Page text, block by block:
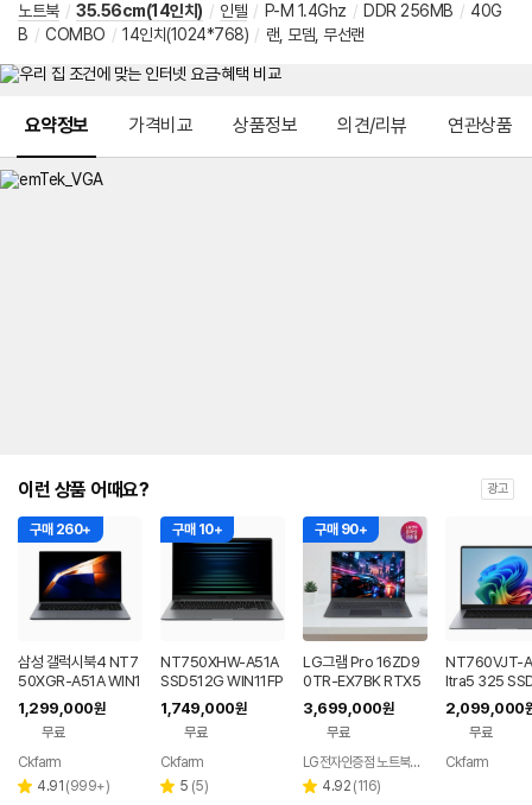
노트북 / 35.56cm(14인치) / 인텔 / P-M 1.4Ghz / DDR 256MB / 40G
B / COMBO / 14인치(1024*768) / 랜, 모뎀, 무선랜
요약정보 가격비교 상품정보 의견/리뷰 연관상품
이런 상품 어때요? 광고
구매 260+
삼성 갤럭시북4 NT7
50XGR-A51A WIN1
1 FPP(버젼UP설치)
업무용 학생용 사무용
노트북 문스톤그레이
1,299,000원
무료
페이
Ckfarm
별 4.91 리
(999+)
구매 10+
NT750XHW-A51A
SSD512G WIN11FP
P(버젼UP설치) 삼성
전자 갤럭시북5 노트
1,749,000원
무료
Ckfarm
별 5 리
(5)
구매 90+
LG그램 Pro 16ZD9
0TR-EX7BK RTX5
050 32GB 디자인 노
트북
3,699,000원
무료
LG전자인증점 노트북랜드
별 4.92 리
(116)
NT760VJT-
ltra5 325
G WIN11
P설치) 삼성전
시북6 2026
품 노트북 그레
2,099,000
무료
Ckfarm